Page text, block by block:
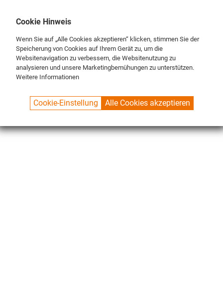
SPUELBOY.DE SHOP ECO LINE BRUSHES BRUSH SETS
Cookie Hinweis
Wenn Sie auf „Alle Cookies akzeptieren“ klicken, stimmen Sie der
Speicherung von Cookies auf Ihrem Gerät zu, um die
Websitenavigation zu verbessern, die Websitenutzung zu
analysieren und unsere Marketingbemühungen zu unterstützen.
Weitere Informationen
Cookie-Einstellung Alle Cookies akzeptieren